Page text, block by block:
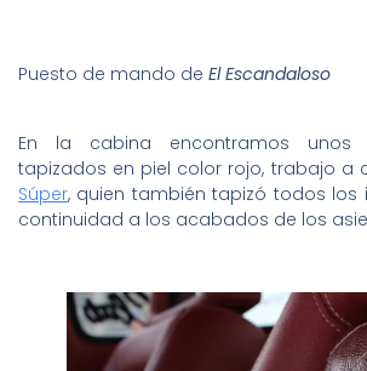
Puesto de mando de El Escandaloso
En la cabina encontramos unos
tapizados en piel color rojo, trabajo a
Súper, quien también tapizó todos los
continuidad a los acabados de los